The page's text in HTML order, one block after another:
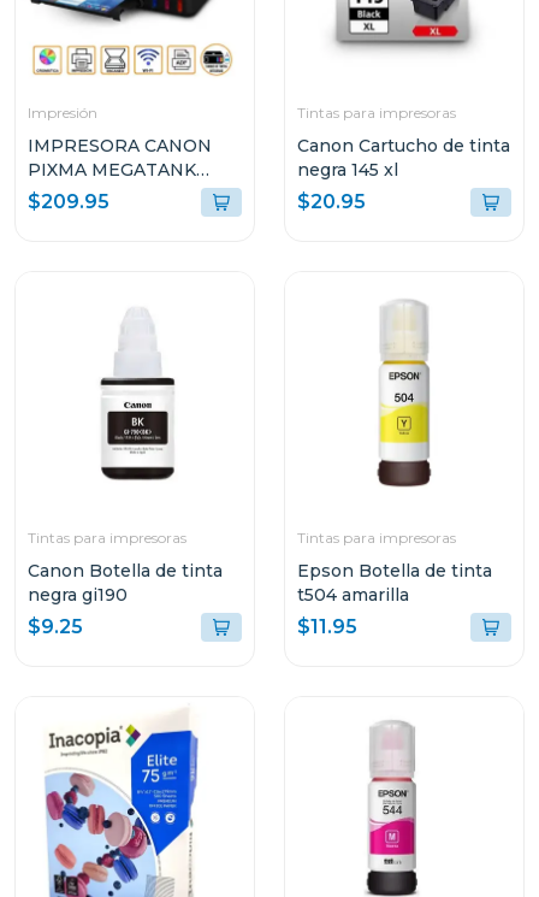
Impresión
IMPRESORA CANON
PIXMA MEGATANK
INALÁMBRICA
MULTIFUNCIONAL G417
$209.95
Tintas para impresoras
Canon Cartucho de tinta
negra 145 xl
$20.95
Tintas para impresoras
Canon Botella de tinta
negra gi190
$9.25
Tintas para impresoras
Epson Botella de tinta
t504 amarilla
$11.95